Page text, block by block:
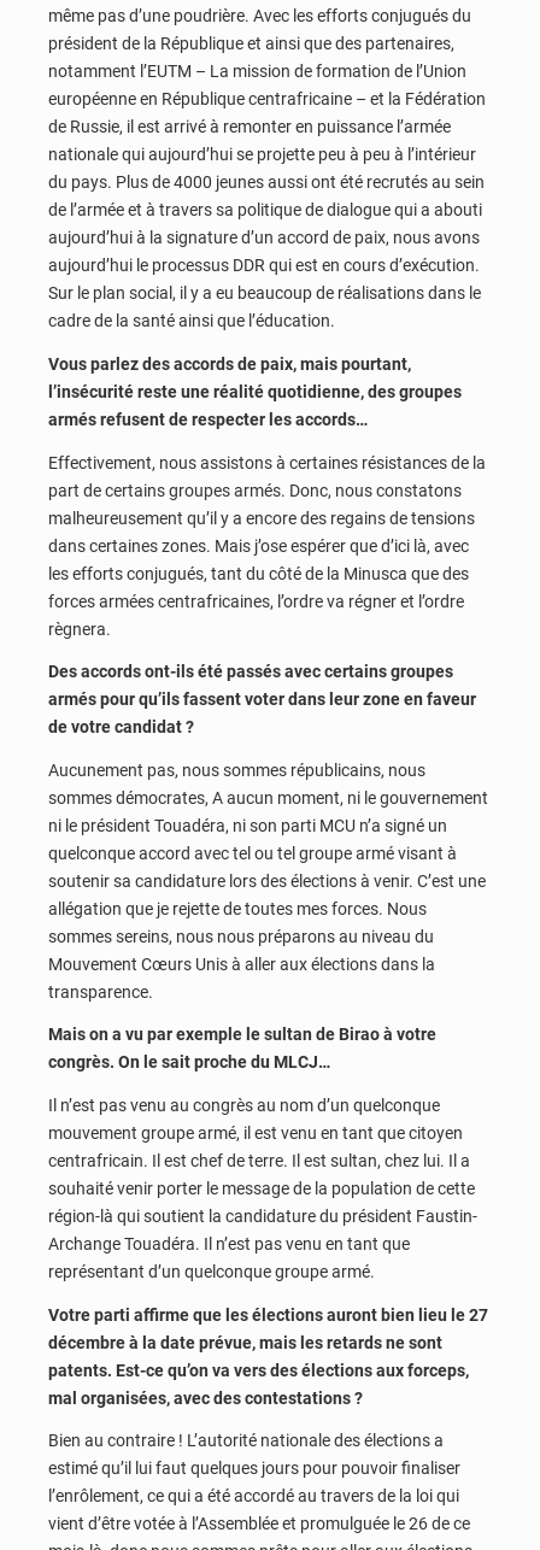
même pas d’une poudrière. Avec les efforts conjugués du
président de la République et ainsi que des partenaires,
notamment l’EUTM – La mission de formation de l’Union
européenne en République centrafricaine – et la Fédération
de Russie, il est arrivé à remonter en puissance l’armée
nationale qui aujourd’hui se projette peu à peu à l’intérieur
du pays. Plus de 4000 jeunes aussi ont été recrutés au sein
de l’armée et à travers sa politique de dialogue qui a abouti
aujourd’hui à la signature d’un accord de paix, nous avons
aujourd’hui le processus DDR qui est en cours d’exécution.
Sur le plan social, il y a eu beaucoup de réalisations dans le
cadre de la santé ainsi que l’éducation.
Vous parlez des accords de paix, mais pourtant,
l’insécurité reste une réalité quotidienne, des groupes
armés refusent de respecter les accords…
Effectivement, nous assistons à certaines résistances de la
part de certains groupes armés. Donc, nous constatons
malheureusement qu’il y a encore des regains de tensions
dans certaines zones. Mais j’ose espérer que d’ici là, avec
les efforts conjugués, tant du côté de la Minusca que des
forces armées centrafricaines, l’ordre va régner et l’ordre
règnera.
Des accords ont-ils été passés avec certains groupes
armés pour qu’ils fassent voter dans leur zone en faveur
de votre candidat ?
Aucunement pas, nous sommes républicains, nous
sommes démocrates, A aucun moment, ni le gouvernement
ni le président Touadéra, ni son parti MCU n’a signé un
quelconque accord avec tel ou tel groupe armé visant à
soutenir sa candidature lors des élections à venir. C’est une
allégation que je rejette de toutes mes forces. Nous
sommes sereins, nous nous préparons au niveau du
Mouvement Cœurs Unis à aller aux élections dans la
transparence.
Mais on a vu par exemple le sultan de Birao à votre
congrès. On le sait proche du MLCJ…
Il n’est pas venu au congrès au nom d’un quelconque
mouvement groupe armé, il est venu en tant que citoyen
centrafricain. Il est chef de terre. Il est sultan, chez lui. Il a
souhaité venir porter le message de la population de cette
région-là qui soutient la candidature du président Faustin-
Archange Touadéra. Il n’est pas venu en tant que
représentant d’un quelconque groupe armé.
Votre parti affirme que les élections auront bien lieu le 27
décembre à la date prévue, mais les retards ne sont
patents. Est-ce qu’on va vers des élections aux forceps,
mal organisées, avec des contestations ?
Bien au contraire ! L’autorité nationale des élections a
estimé qu’il lui faut quelques jours pour pouvoir finaliser
l’enrôlement, ce qui a été accordé au travers de la loi qui
vient d’être votée à l’Assemblée et promulguée le 26 de ce